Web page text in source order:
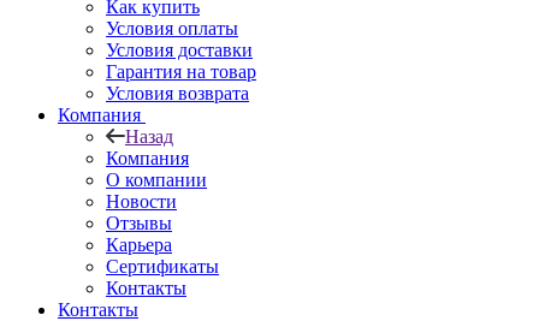
Как купить
Условия оплаты
Условия доставки
Гарантия на товар
Условия возврата
Компания
Назад
Компания
О компании
Новости
Отзывы
Карьера
Сертификаты
Контакты
Контакты